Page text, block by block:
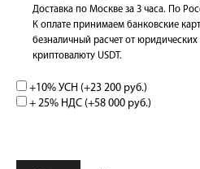
Доставка по Москве за 3 часа. По
К оплате принимаем банковские
безналичный расчет от
криптовалюту USDT.
+10% УСН (+23 200 руб.)
+ 25% НДС (+58 000 руб.)